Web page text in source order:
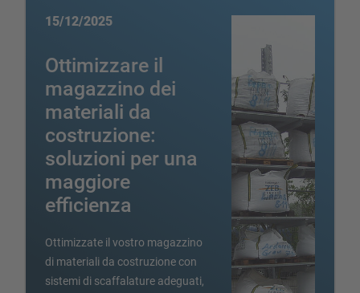
15/12/2025
Ottimizzare il
magazzino dei
materiali da
costruzione:
soluzioni per una
maggiore
efficienza
Ottimizzate il vostro magazzino
di materiali da costruzione con
sistemi di scaffalature adeguati,